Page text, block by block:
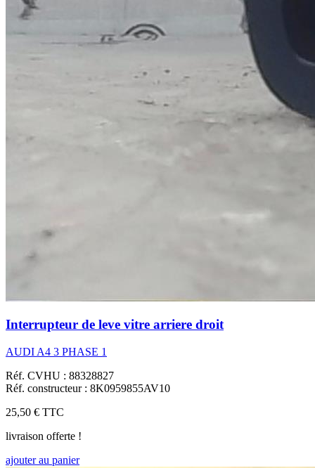
Interrupteur de leve vitre arriere droit
AUDI A4 3 PHASE 1
Réf. CVHU : 88328827
Réf. constructeur : 8K0959855AV10
25,50 € TTC
livraison offerte !
ajouter au panier